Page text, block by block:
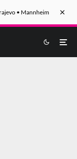
• Mannheim